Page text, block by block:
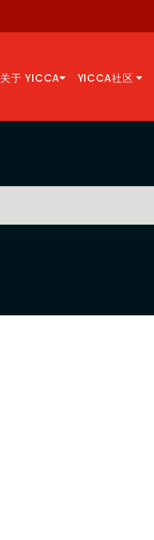
关于 YICCA YICCA社区